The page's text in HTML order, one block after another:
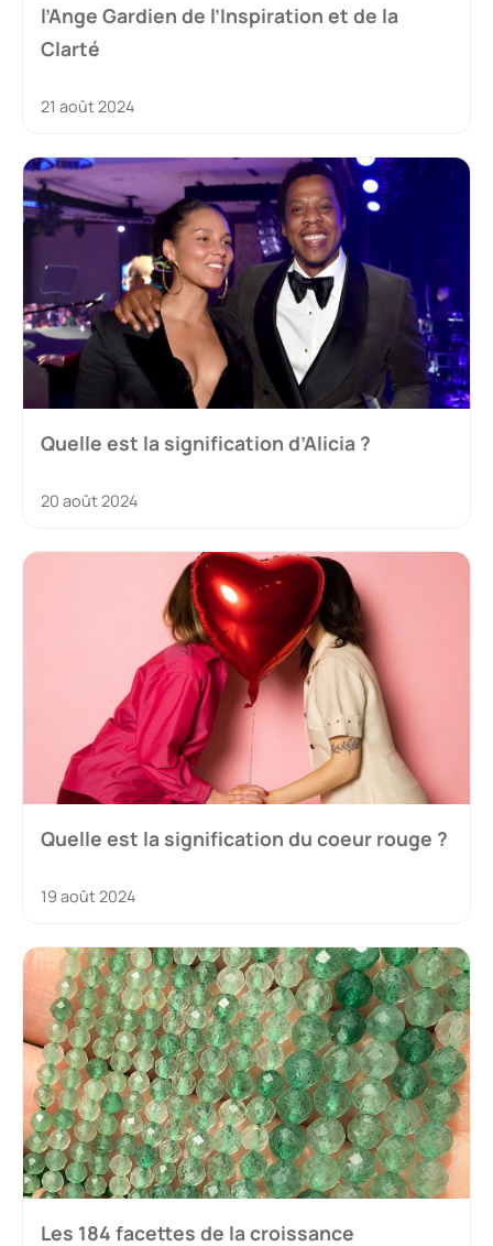
l’Ange Gardien de l’Inspiration et de la
Clarté
21 août 2024
Quelle est la signification d’Alicia ?
20 août 2024
Quelle est la signification du coeur rouge ?
19 août 2024
Les 184 facettes de la croissance